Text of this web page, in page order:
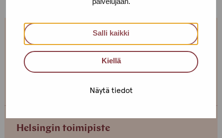
Salli kaikki
Kiellä
Näytä tiedot
Jos et pääse paikalle, mutta haluaisit
tavata, niin ota yhteyttä!
Helsingin toimipiste